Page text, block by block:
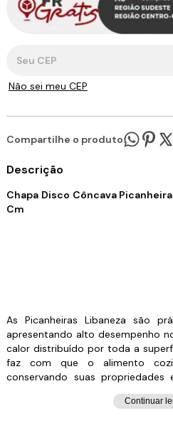
Não sei meu CEP
Compartilhe o produto:
Descrição
Chapa Disco Côncava
Cm
As Picanheiras Libaneza são
apresentando alto desempenho
calor distribuído por toda a
faz com que o alimento
conservando suas propriedades
material de alta qualidade, pode
de fogão (gás, elétrico, lenha,Continuar